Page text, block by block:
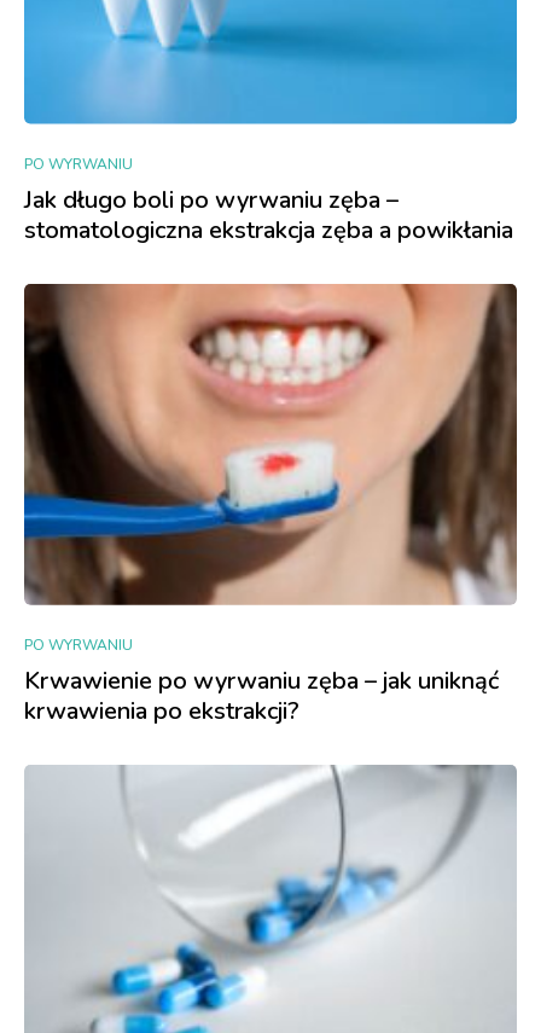
PO WYRWANIU
Jak długo boli po wyrwaniu zęba –
stomatologiczna ekstrakcja zęba a powikłania
PO WYRWANIU
Krwawienie po wyrwaniu zęba – jak uniknąć
krwawienia po ekstrakcji?